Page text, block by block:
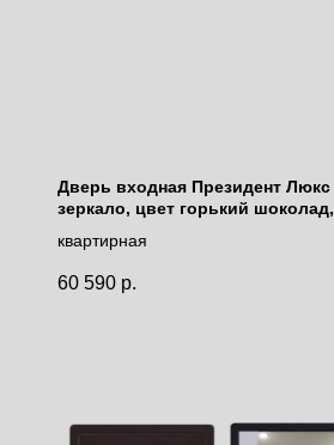
Дверь входная Президент Люкс
зеркало, цвет горький шоколад,
серена
квартирная
60 590 р.